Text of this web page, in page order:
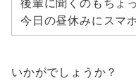
後輩に聞くのもちょ
今日の昼休みにスマ
いかがでしょうか？